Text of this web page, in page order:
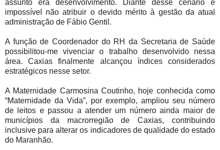
assunto era desenvolvimento. Diante desse cenário é
impossível não atribuir o devido mérito à gestão da atual
administração de Fábio Gentil.
A função de Coordenador do RH da Secretaria de Saúde
possibilitou-me vivenciar o trabalho desenvolvido nessa
área. Caxias finalmente alcançou índices considerados
estratégicos nesse setor.
A Maternidade Carmosina Coutinho, hoje conhecida como
“Maternidade da Vida”, por exemplo, ampliou seu número
de leitos e passou a atender um número ainda maior de
municípios da macrorregião de Caxias, contribuindo
inclusive para alterar os indicadores de qualidade do estado
do Maranhão.